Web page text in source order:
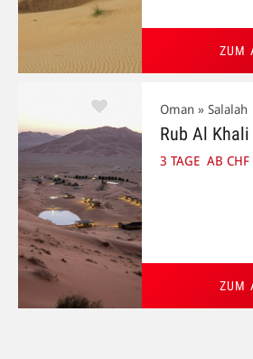
ZUM
Oman » Salalah
Rub Al Khali
3 TAGE AB CHF
ZUM